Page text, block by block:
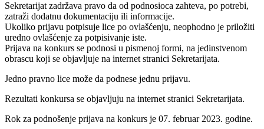
Sekretarijat zadržava pravo da od podnosioca zahteva, po potrebi,
zatraži dodatnu dokumentaciju ili informacije.
Ukoliko prijavu potpisuje lice po ovlašćenju, neophodno je priložiti
uredno ovlašćenje za potpisivanje iste.
Prijava na konkurs se podnosi u pismenoj formi, na jedinstvenom
obrascu koji se objavljuje na internet stranici Sekretarijata.
Jedno pravno lice može da podnese jednu prijavu.
Rezultati konkursa se objavljuju na internet stranici Sekretarijata.
Rok za podnošenje prijava na konkurs je 07. februar 2023. godine.